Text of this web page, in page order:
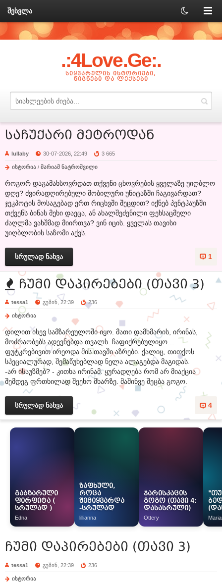
შესვლა
.:4Love.Ge:.
ᲡᲘᲧᲕᲐᲠᲣᲚᲘᲡ ᲘᲡᲢᲝᲠᲘᲔᲑᲘ,
ᲬᲘᲒᲜᲔᲑᲘ ᲓᲐ ᲚᲔᲥᲡᲔᲑᲘ
საჩუქარი მეტროდან
lullaby 30-07-2026, 22:49 3 665
ისტორია / მარიამ ნატროშვილი
როგორ დაგამახსოვრდათ თქვენი ცხოვრების ყველაზე უიღბლო
დღე? ძვირადღირებული მობილური უნიტაზში ჩაგივარდათ?
ჯეკპოტის მოსაგებად ერთ რიცხვში შეცდით? იქნებ პენტჰაუზში
თქვენს ბინას მეხი დაეცა, ან ახალშეძენილი ფეხსაცმელი
ძაღლმა ვახშმად მიირთვა? ვინ იცის. ყველას თავისი
უიღბლობის საზომი აქვს.
1
სრულად ნახვა
ჩუმი დაპირებები (თავი 3)
tessa1 გუშინ, 22:39 236
ისტორია
დილით ისევ სამზარეულოში იყო. მათი დამხმარის, ირინას,
მოძრაობებს ადევნებდა თვალს. ჩაფიქრებულიყო…
ფუტკრებივით ირეოდა მის თავში აზრები. ქალიც, თითქოს
სპეციალურად, შემაწუხებლად ნელა ალაგებდა მაგიდას.
-არ ისაუზმებ? - კითხა ირინამ. ყურადღება რომ არ მიაქცია
შემდეგ ფრთხილად შეეხო მხარზე. მაშინვე შეცბა გოგო.
4
სრულად ნახვა
გაბზარული
ფირფიტა (
სრულად )
Edna
ზაფხული,
როცა
შემიყვარდა
-სრულად
lillianna
ჯარისკაცის
გოგო (თავი 4:
დასასრული)
Ottery
"თუ
ჩუმი დაპირებები (თავი 3)
tessa1 გუშინ, 22:39 236
ისტორია